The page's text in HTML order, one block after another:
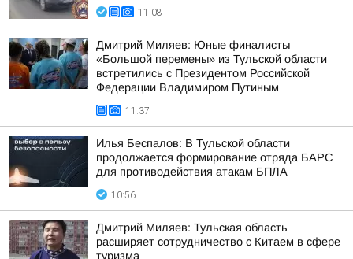
11:08
Дмитрий Миляев: Юные финалисты
«Большой перемены» из Тульской области
встретились с Президентом Российской
Федерации Владимиром Путиным
11:37
Илья Беспалов: В Тульской области
продолжается формирование отряда БАРС
для противодействия атакам БПЛА
10:56
Дмитрий Миляев: Тульская область
расширяет сотрудничество с Китаем в сфере
туризма